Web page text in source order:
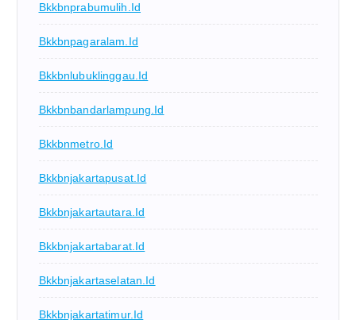
Bkkbnprabumulih.id
Bkkbnpagaralam.id
Bkkbnlubuklinggau.id
Bkkbnbandarlampung.id
Bkkbnmetro.id
Bkkbnjakartapusat.id
Bkkbnjakartautara.id
Bkkbnjakartabarat.id
Bkkbnjakartaselatan.id
Bkkbnjakartatimur.id